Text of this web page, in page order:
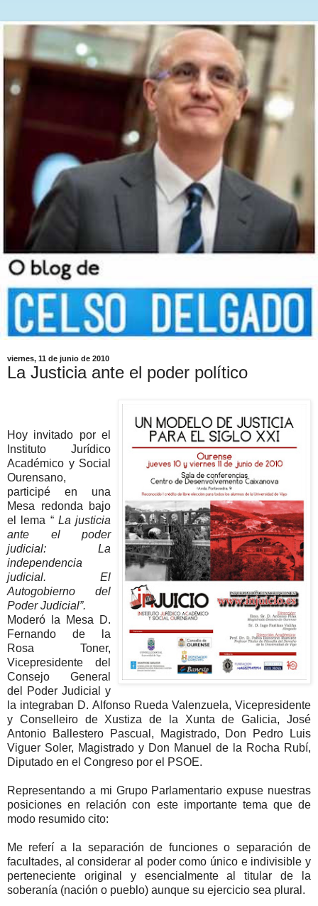
viernes, 11 de junio de 2010
La Justicia ante el poder político
Hoy invitado por el
Instituto Jurídico
Académico y Social
Ourensano,
participé en una
Mesa redonda bajo
el lema “ La justicia
ante el poder
judicial: La
independencia
judicial. El
Autogobierno del
Poder Judicial”.
Moderó la Mesa D.
Fernando de la
Rosa Toner,
Vicepresidente del
Consejo General
del Poder Judicial y
la integraban D. Alfonso Rueda Valenzuela, Vicepresidente
y Conselleiro de Xustiza de la Xunta de Galicia, José
Antonio Ballestero Pascual, Magistrado, Don Pedro Luis
Viguer Soler, Magistrado y Don Manuel de la Rocha Rubí,
Diputado en el Congreso por el PSOE.
Representando a mi Grupo Parlamentario expuse nuestras
posiciones en relación con este importante tema que de
modo resumido cito:
Me referí a la separación de funciones o separación de
facultades, al considerar al poder como único e indivisible y
perteneciente original y esencialmente al titular de la
soberanía (nación o pueblo) aunque su ejercicio sea plural.